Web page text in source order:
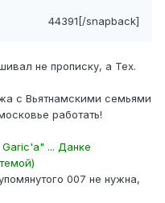
44391[/snapback]
не прописку, а Тех.
с Вьятнамскими семьями
работать!
... Данке
007 не нужна,